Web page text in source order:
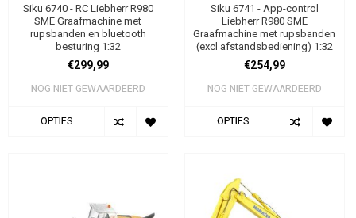
Siku 6740 - RC Liebherr R980
SME Graafmachine met
rupsbanden en bluetooth
besturing 1:32
€299,99
NOG NIET GEWAARDEERD
OPTIES
Siku 6741 - App-control
Liebherr R980 SME
Graafmachine met rupsbanden
(excl afstandsbediening) 1:32
€254,99
NOG NIET GEWAARDEERD
OPTIES